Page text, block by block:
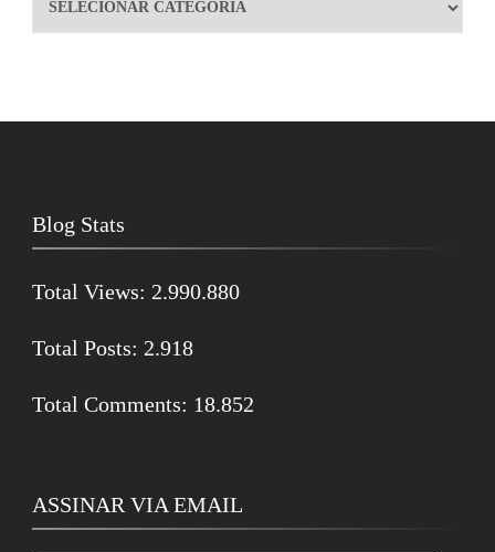
Blog Stats
Total Views: 2.990.880
Total Posts: 2.918
Total Comments: 18.852
ASSINAR VIA EMAIL